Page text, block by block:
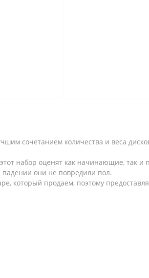
сочетанием количества и веса
набор оценят как начинающие, так и
падении они не повредили пол.
который продаем, поэтому